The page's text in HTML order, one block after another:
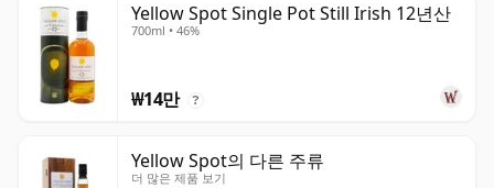
Yellow Spot Single Pot Still Irish 12년산
700ml • 46%
₩14만 ?
Yellow Spot의 다른 주류
더 많은 제품 보기